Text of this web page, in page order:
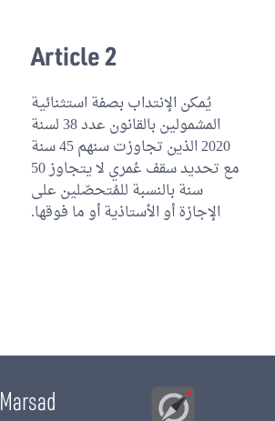
Article 2
يُمكن الإنتداب بصفة استثنائية
المشمولين بالقانون عدد 38 لسنة
2020 الذين تجاوزت سنهم 45 سنة
مع تحديد سقف عُمري لا يتجاوز 50
سنة بالنسبة للمُتحصّلين على
الإجازة أو الأستاذية أو ما فوقها.
Marsad